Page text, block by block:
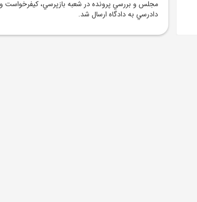
مجلس و بررسي پرونده در شعبه بازپرسي، کيفرخواست
دادرسي به دادگاه ارسال شد.